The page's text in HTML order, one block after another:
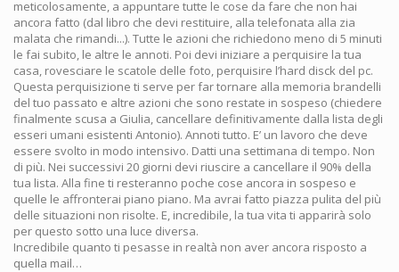
meticolosamente, a appuntare tutte le cose da fare che non hai
ancora fatto (dal libro che devi restituire, alla telefonata alla zia
malata che rimandi...). Tutte le azioni che richiedono meno di 5 minuti
le fai subito, le altre le annoti. Poi devi iniziare a perquisire la tua
casa, rovesciare le scatole delle foto, perquisire l’hard disck del pc.
Questa perquisizione ti serve per far tornare alla memoria brandelli
del tuo passato e altre azioni che sono restate in sospeso (chiedere
finalmente scusa a Giulia, cancellare definitivamente dalla lista degli
esseri umani esistenti Antonio). Annoti tutto. E’ un lavoro che deve
essere svolto in modo intensivo. Datti una settimana di tempo. Non
di più. Nei successivi 20 giorni devi riuscire a cancellare il 90% della
tua lista. Alla fine ti resteranno poche cose ancora in sospeso e
quelle le affronterai piano piano. Ma avrai fatto piazza pulita del più
delle situazioni non risolte. E, incredibile, la tua vita ti apparirà solo
per questo sotto una luce diversa.
Incredibile quanto ti pesasse in realtà non aver ancora risposto a
quella mail…